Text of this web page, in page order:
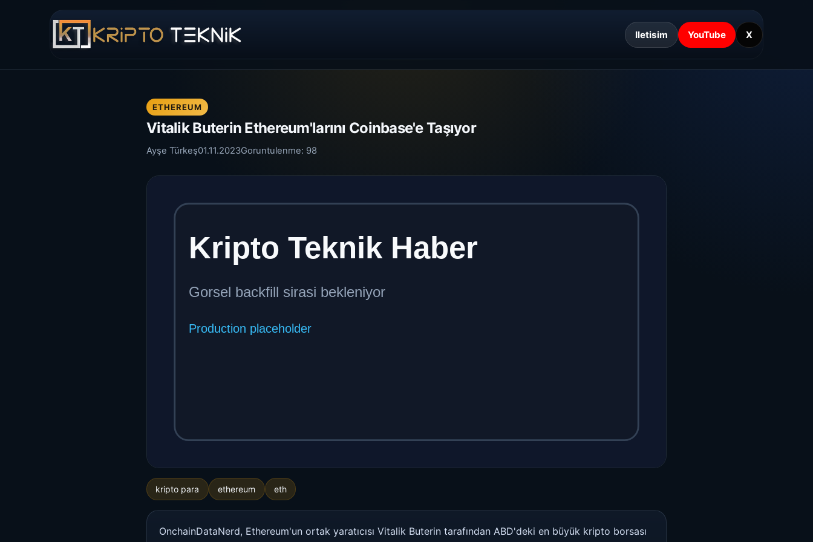
Iletisim YouTube X
ETHEREUM
Vitalik Buterin Ethereum'larını Coinbase'e Taşıyor
Ayşe Türkeş01.11.2023Goruntulenme: 98
kripto para ethereum eth
OnchainDataNerd, Ethereum'un ortak yaratıcısı Vitalik Buterin tarafından ABD'deki en büyük kripto borsası